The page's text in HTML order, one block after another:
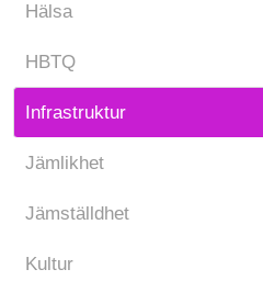
Hälsa
HBTQ
Infrastruktur
Jämlikhet
Jämställdhet
Kultur